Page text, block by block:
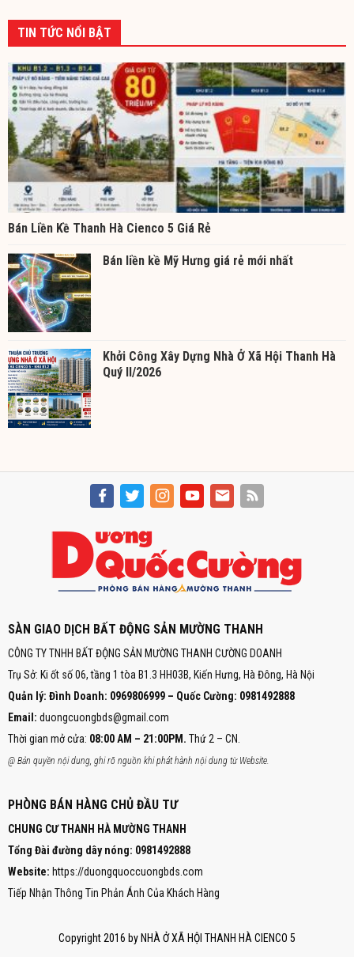
đô thị Thanh Hà Cienco 5,
TIN TỨC NỔI BẬT
Bán Liền Kề Thanh Hà Cienco 5 Giá Rẻ
Bán liền kề Mỹ Hưng giá rẻ mới nhất
Khởi Công Xây Dựng Nhà Ở Xã Hội Thanh Hà
Quý II/2026
SÀN GIAO DỊCH BẤT ĐỘNG SẢN MƯỜNG THANH
CÔNG TY TNHH BẤT ĐỘNG SẢN MƯỜNG THANH CƯỜNG DOANH
Trụ Sở: Ki ốt số 06, tầng 1 tòa B1.3 HH03B, Kiến Hưng, Hà Đông, Hà Nội
Quản lý: Đình Doanh: 0969806999 – Quốc Cường: 0981492888
Email: duongcuongbds@gmail.com
Thời gian mở cửa: 08:00 AM – 21:00PM. Thứ 2 – CN.
@ Bản quyền nội dung, ghi rõ nguồn khi phát hành nội dung từ Website.
PHÒNG BÁN HÀNG CHỦ ĐẦU TƯ
CHUNG CƯ THANH HÀ MƯỜNG THANH
Tổng Đài đường dây nóng: 0981492888
Website: https://duongquoccuongbds.com
Tiếp Nhận Thông Tin Phản Ánh Của Khách Hàng
Copyright 2016 by NHÀ Ở XÃ HỘI THANH HÀ CIENCO 5